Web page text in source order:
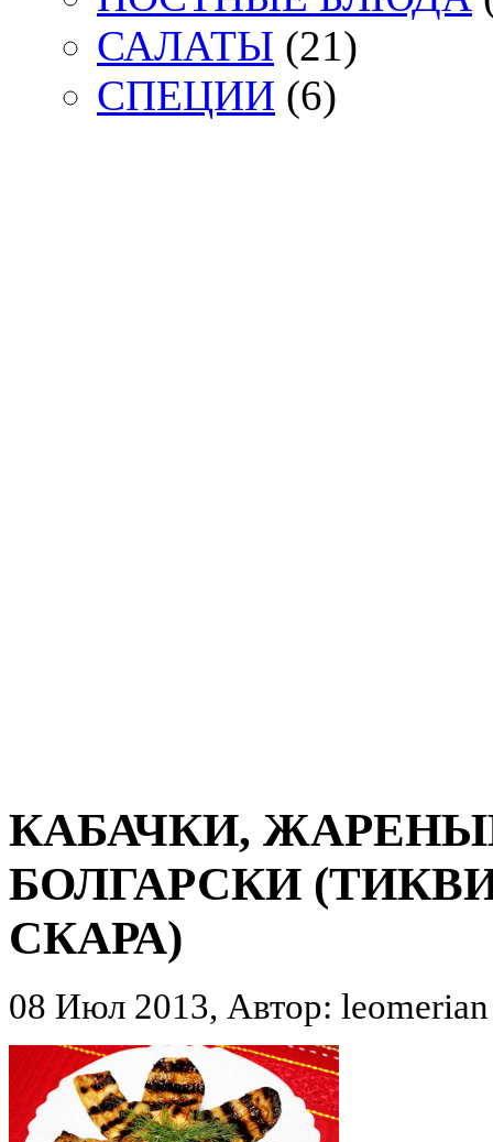
САЛАТЫ (21)
СПЕЦИИ (6)
КАБАЧКИ,
БОЛГАРСКИ
СКАРА)
08 Июл 2013, Автор: leomerian